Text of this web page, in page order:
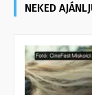
NEKED